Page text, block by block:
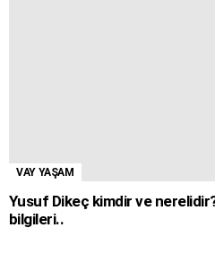
VAY YAŞAM
Yusuf Dikeç kimdir ve
bilgileri..